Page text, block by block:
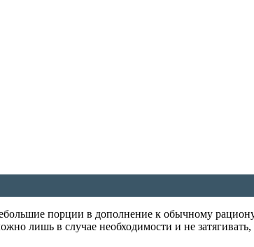
порции в дополнение к обычному
лишь в случае необходимости и не